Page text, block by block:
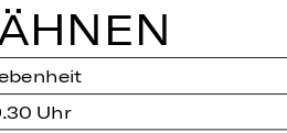
Uhr